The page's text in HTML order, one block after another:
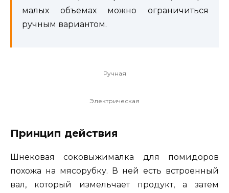
малых объемах можно ограничиться
ручным вариантом.
Ручная
Электрическая
Принцип действия
Шнековая соковыжималка для помидоров
похожа на мясорубку. В ней есть встроенный
вал, который измельчает продукт, а затем